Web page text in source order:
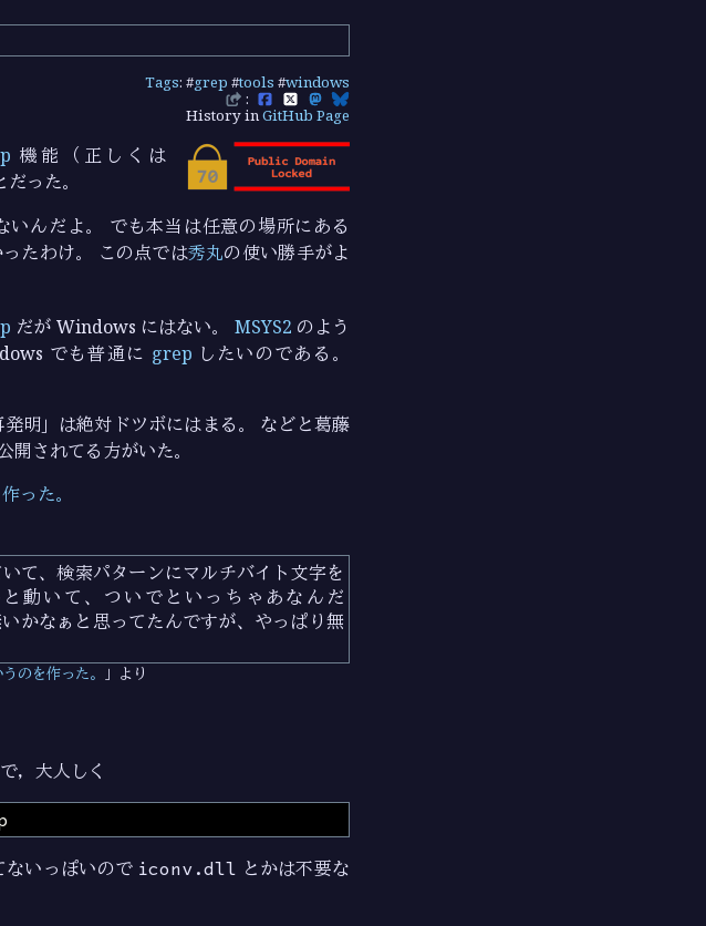
Tags: #grep #tools #windows
:
History inGitHub Page
機能（正しくは
った。
んだよ。 でも本当は任意の場所にある
たわけ。 この点では秀丸の使い勝手がよ
だが Windows にはない。 MSYS2 のよう
でも普通に grep したいのである。
明」は絶対ドツボにはまる。 などと葛藤
開されてる方がいた。
った。
て、検索パターンにマルチバイト文字を
動いて、ついでといっちゃあなんだ
かなぁと思ってたんですが、やっぱり無
のを作った。 より
，大人しく
いっぽいので iconv.dll とかは不要な